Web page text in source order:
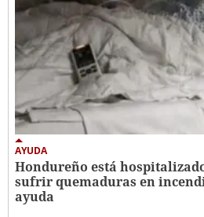
AYUDA
Hondureño está
sufrir quemaduras en
ayuda